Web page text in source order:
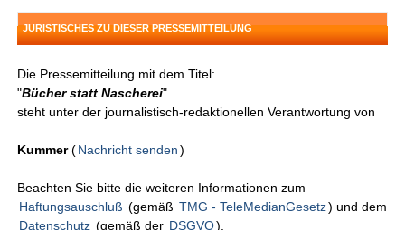
JURISTISCHES ZU DIESER PRESSEMITTEILUNG
Die Pressemitteilung mit dem Titel:
"Bücher statt Nascherei"
steht unter der journalistisch-redaktionellen Verantwortung von
Kummer(Nachricht senden )
Beachten Sie bitte die weiteren Informationen zum
Haftungsauschluß (gemäß TMG - TeleMedianGesetz) und dem
Datenschutz (gemäß der DSGVO).